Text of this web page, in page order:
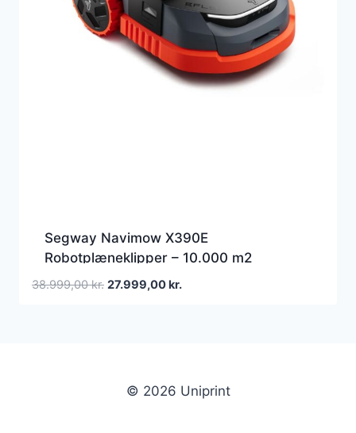
Segway Navimow X390E
Robotplæneklipper – 10.000 m2
38.999,00kr. Den
27.999,00kr.Den
© 2026 Uniprint